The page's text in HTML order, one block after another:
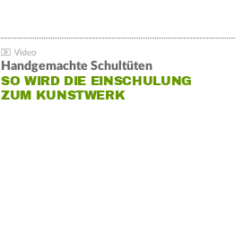
Handgemachte Schultüten
SO WIRD DIE EINSCHULUNG
ZUM KUNSTWERK